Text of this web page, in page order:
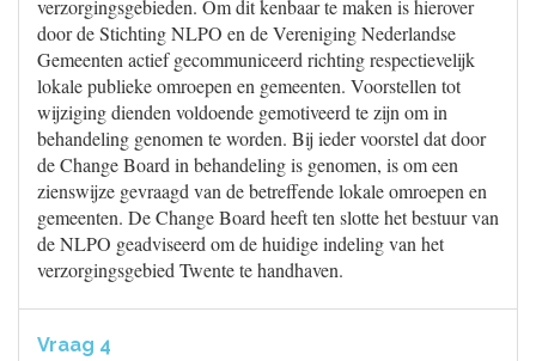
verzorgingsgebieden. Om dit kenbaar te maken is hierover
door de Stichting NLPO en de Vereniging Nederlandse
Gemeenten actief gecommuniceerd richting respectievelijk
lokale publieke omroepen en gemeenten. Voorstellen tot
wijziging dienden voldoende gemotiveerd te zijn om in
behandeling genomen te worden. Bij ieder voorstel dat door
de Change Board in behandeling is genomen, is om een
zienswijze gevraagd van de betreffende lokale omroepen en
gemeenten. De Change Board heeft ten slotte het bestuur van
de NLPO geadviseerd om de huidige indeling van het
verzorgingsgebied Twente te handhaven.
Vraag 4